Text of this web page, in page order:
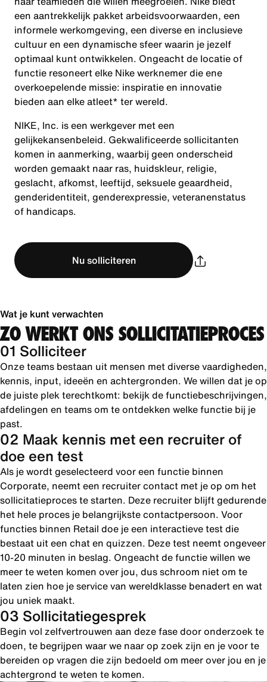
een aantrekkelijk pakket arbeidsvoorwaarden, een
informele werkomgeving, een diverse en inclusieve
cultuur en een dynamische sfeer waarin je jezelf
optimaal kunt ontwikkelen. Ongeacht de locatie of
functie resoneert elke Nike werknemer die ene
overkoepelende missie: inspiratie en innovatie
bieden aan elke atleet* ter wereld.
NIKE, Inc. is een werkgever met een
gelijkekansenbeleid. Gekwalificeerde sollicitanten
komen in aanmerking, waarbij geen onderscheid
worden gemaakt naar ras, huidskleur, religie,
geslacht, afkomst, leeftijd, seksuele geaardheid,
genderidentiteit, genderexpressie, veteranenstatus
of handicaps.
Nu solliciteren
Wat je kunt verwachten
ZO WERKT ONS SOLLICITATIEPROCES
01 Solliciteer
Onze teams bestaan uit mensen met diverse vaardigheden,
kennis, input, ideeën en achtergronden. We willen dat je op
de juiste plek terechtkomt: bekijk de functiebeschrijvingen,
afdelingen en teams om te ontdekken welke functie bij je
past.
02 Maak kennis met een recruiter of
doe een test
Als je wordt geselecteerd voor een functie binnen
Corporate, neemt een recruiter contact met je op om het
sollicitatieproces te starten. Deze recruiter blijft gedurende
het hele proces je belangrijkste contactpersoon. Voor
functies binnen Retail doe je een interactieve test die
bestaat uit een chat en quizzen. Deze test neemt ongeveer
10-20 minuten in beslag. Ongeacht de functie willen we
meer te weten komen over jou, dus schroom niet om te
laten zien hoe je service van wereldklasse benadert en wat
jou uniek maakt.
03 Sollicitatiegesprek
Begin vol zelfvertrouwen aan deze fase door onderzoek te
doen, te begrijpen waar we naar op zoek zijn en je voor te
bereiden op vragen die zijn bedoeld om meer over jou en je
achtergrond te weten te komen.